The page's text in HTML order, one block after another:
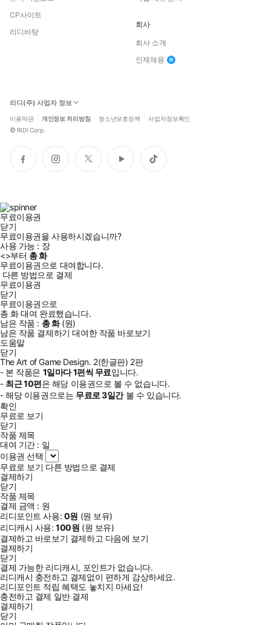
CP사이트
리디바탕
회사
회사 소개
인재채용
리디(주) 사업자 정보
이용약관 개인정보 처리방침 청소년보호정책 사업자정보확인
© RIDI Corp.
페
이
인
스
트
위
유
튜
틱
톡
무료이용권
닫기
무료이용권을 사용하시겠습니까?
사용 가능 : 장
<>부터 총화
무료이용권으로 대여합니다.
다른 방법으로 결제
무료이용권
닫기
무료이용권으로
총 화대여 완료했습니다.
남은 작품 : 총화(원)
남은 작품 결제하기 대여한 작품 바로보기
도움말
닫기
The Art of Game Design. 2(한글판) 2판
- 본 작품은 1일마다1편씩 무료입니다.
- 최근10편은 해당 이용권으로 볼 수 없습니다.
- 해당 이용권으로는 무료로3일간볼 수 있습니다.
확인
무료로 보기
닫기
작품 제목
대여 기간 : 일
이용권 선택
무료로 보기 다른 방법으로 결제
결제하기
닫기
작품 제목
결제 금액 : 원
리디포인트 사용: 0원 (원 보유)
리디캐시 사용:100원 (원 보유)
결제하고 바로보기 결제하고 다음에 보기
결제하기
닫기
결제 가능한 리디캐시, 포인트가 없습니다.
리디캐시 충전하고 결제없이 편하게 감상하세요.
리디포인트 적립 혜택도 놓치지 마세요!
충전하고 결제 일반 결제
결제하기
닫기